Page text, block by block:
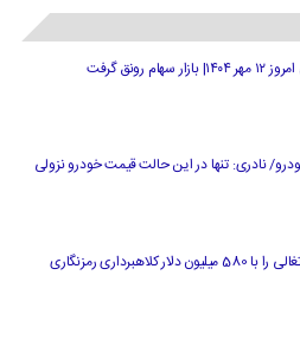
رونق گرفت
نادری: تنها در این حالت قیمت خودرو نزولی
مقامات تایلندی ملی پرتغالی را با 580 میلیون دلار کلاهبرداری رمزنگاری